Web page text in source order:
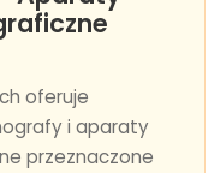
oferuje
i aparaty
przeznaczone